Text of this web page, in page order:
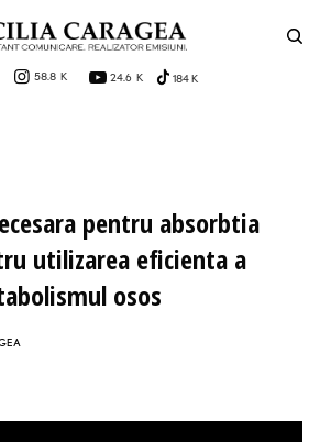
58.8 K 24.6 K 184 K
pentru absorbtia
utilizarea eficienta a
osos